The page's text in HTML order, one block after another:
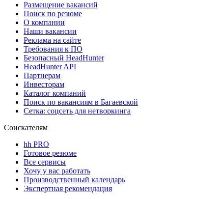
Размещение вакансий
Поиск по резюме
О компании
Наши вакансии
Реклама на сайте
Требования к ПО
Безопасный HeadHunter
HeadHunter API
Партнерам
Инвесторам
Каталог компаний
Поиск по вакансиям в Багаевской
Сетка: соцсеть для нетворкинга
Соискателям
hh PRO
Готовое резюме
Все сервисы
Хочу у вас работать
Производственный календарь
Экспертная рекомендация